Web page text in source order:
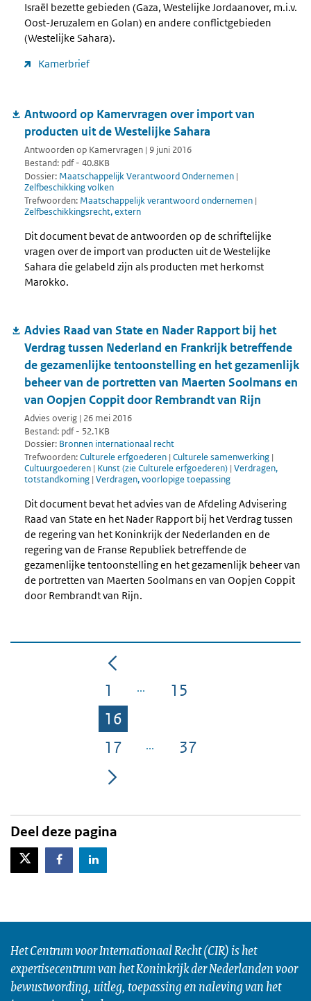
Israël bezette gebieden (Gaza, Westelijke Jordaanover, m.i.v.
Oost-Jeruzalem en Golan) en andere conflictgebieden
(Westelijke Sahara).
Kamerbrief
Antwoord op Kamervragen over import van
producten uit de Westelijke Sahara
Antwoorden op Kamervragen | 9 juni 2016
Bestand: pdf - 40.8KB
Dossier: Maatschappelijk Verantwoord Ondernemen |
Zelfbeschikking volken
Trefwoorden: Maatschappelijk verantwoord ondernemen |
Zelfbeschikkingsrecht, extern
Dit document bevat de antwoorden op de schriftelijke
vragen over de import van producten uit de Westelijke
Sahara die gelabeld zijn als producten met herkomst
Marokko.
Advies Raad van State en Nader Rapport bij het
Verdrag tussen Nederland en Frankrijk betreffende
de gezamenlijke tentoonstelling en het gezamenlijk
beheer van de portretten van Maerten Soolmans en
van Oopjen Coppit door Rembrandt van Rijn
Advies overig | 26 mei 2016
Bestand: pdf - 52.1KB
Dossier: Bronnen internationaal recht
Trefwoorden:Culturele erfgoederen | Culturele samenwerking |
Cultuurgoederen | Kunst (zie Culturele erfgoederen) | Verdragen,
totstandkoming | Verdragen, voorlopige toepassing
Dit document bevat het advies van de Afdeling Advisering
Raad van State en het Nader Rapport bij het Verdrag tussen
de regering van het Koninkrijk der Nederlanden en de
regering van de Franse Republiek betreffende de
gezamenlijke tentoonstelling en het gezamenlijk beheer van
de portretten van Maerten Soolmans en van Oopjen Coppit
door Rembrandt van Rijn.
Pagina
1 Pagina
15
Pagina
16
Pagina
17 Pagina
37
Deel deze pagina
X-TwitterFacebookLinkedIn
Het Centrum voor Internationaal Recht (CIR) is het
expertisecentrum van het Koninkrijk der Nederlanden voor
bewustwording, uitleg, toepassing en naleving van het